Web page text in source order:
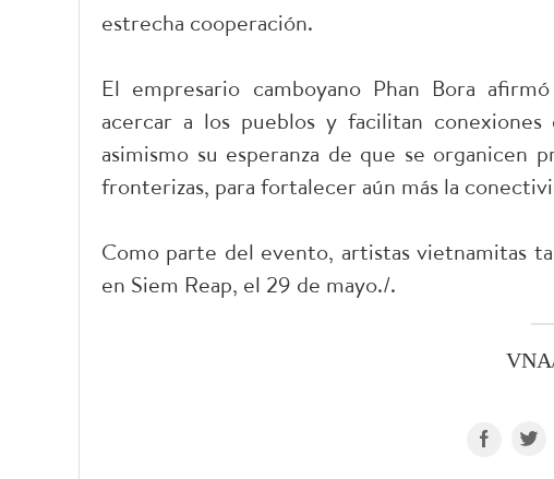
estrecha cooperación.
El empresario camboyano Phan Bora
acercar a los pueblos y facilitan conexiones
asimismo su esperanza de que se organicen
fronterizas, para fortalecer aún más la
Como parte del evento, artistas vietnamitas
en Siem Reap, el 29 de mayo./.